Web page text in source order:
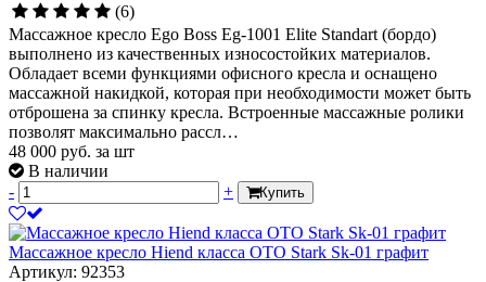
(6)
Массажное кресло Ego Boss Eg-1001 Elite Standart (бордо)
выполнено из качественных износостойких материалов.
Обладает всеми функциями офисного кресла и оснащено
массажной накидкой, которая при необходимости может быть
отброшена за спинку кресла. Встроенные массажные ролики
позволят максимально рассл…
48 000 руб. за шт
В наличии
-
+ Купить
Массажное кресло Hiend класса OTO Stark Sk-01 графит
Артикул: 92353